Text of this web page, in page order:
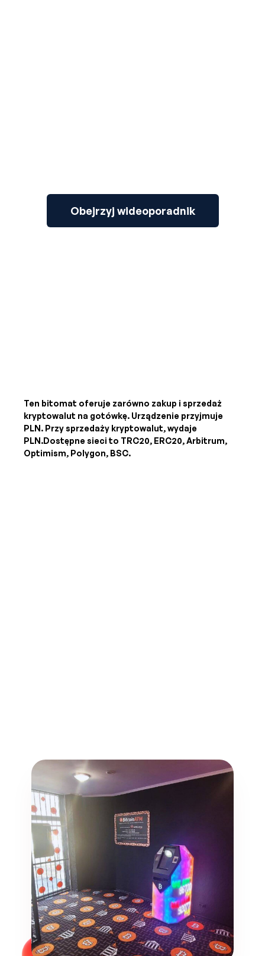
Obejrzyj wideoporadnik
Ten bitomat oferuje zarówno zakup i sprzedaż
kryptowalut na gotówkę. Urządzenie przyjmuje
PLN. Przy sprzedaży kryptowalut, wydaje
PLN.Dostępne sieci to TRC20, ERC20, Arbitrum,
Optimism, Polygon, BSC.